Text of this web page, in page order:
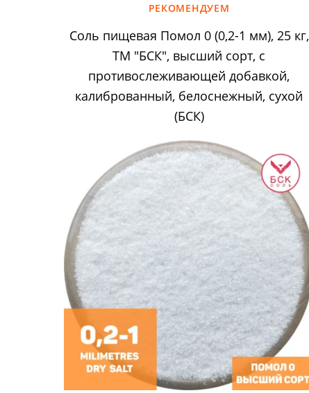
РЕКОМЕНДУЕМ
Соль пищевая Помол 0 (0,2-1 мм), 25 кг,
ТМ "БСК", высший сорт, с
противослеживающей добавкой,
калиброванный, белоснежный, сухой
(БСК)